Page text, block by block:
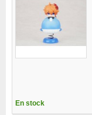
En stock